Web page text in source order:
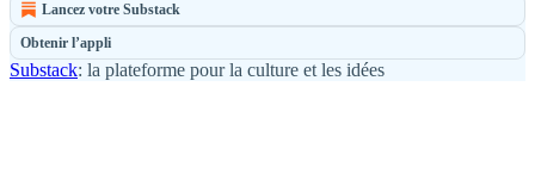
Lancez votre Substack
Obtenir l’appli
Substack: la plateforme pour la culture et les idées